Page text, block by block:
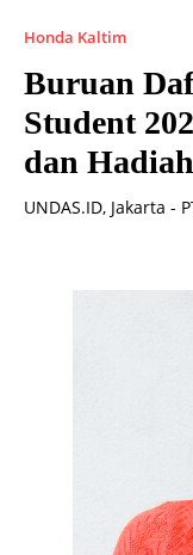
Honda Kaltim
Buruan
Student
dan
UNDAS.ID, Jakarta -